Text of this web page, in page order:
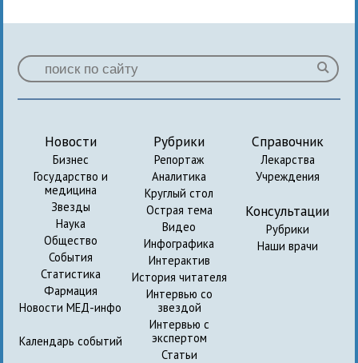
Новости
Бизнес
Государство и
медицина
Звезды
Наука
Общество
События
Статистика
Фармация
Новости МЕД-инфо
Календарь событий
Рубрики
Репортаж
Аналитика
Круглый стол
Острая тема
Видео
Инфографика
Интерактив
История читателя
Интервью со
звездой
Интервью с
экспертом
Статьи
Справочник
Лекарства
Учреждения
Консультации
Рубрики
Наши врачи